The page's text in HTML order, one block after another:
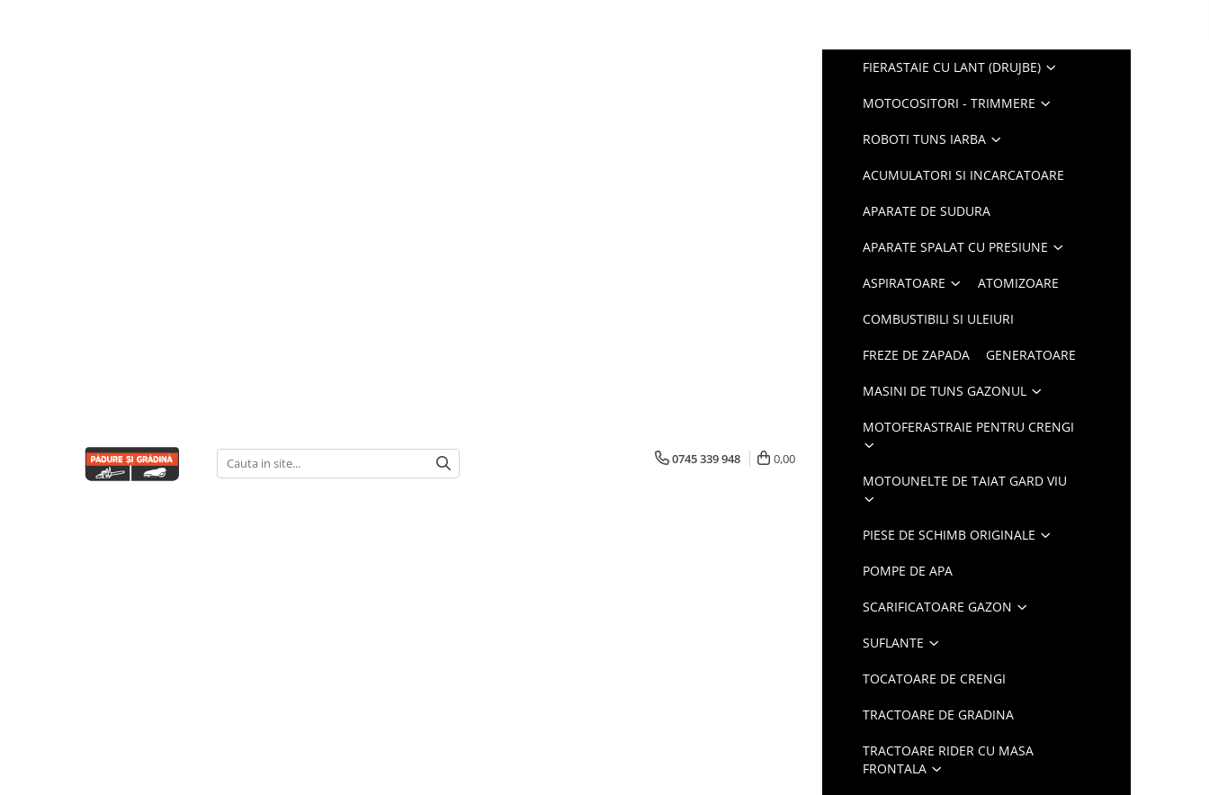
0745 339 948 0,00
FIERASTAIE CU LANT (DRUJBE)
MOTOCOSITORI - TRIMMERE
ROBOTI TUNS IARBA
ACUMULATORI SI INCARCATOARE
APARATE DE SUDURA
APARATE SPALAT CU PRESIUNE
ASPIRATOARE ATOMIZOARE
COMBUSTIBILI SI ULEIURI
FREZE DE ZAPADA GENERATOARE
MASINI DE TUNS GAZONUL
MOTOFERASTRAIE PENTRU CRENGI
MOTOUNELTE DE TAIAT GARD VIU
PIESE DE SCHIMB ORIGINALE
POMPE DE APA
SCARIFICATOARE GAZON
SUFLANTE
TOCATOARE DE CRENGI
TRACTOARE DE GRADINA
TRACTOARE RIDER CU MASA
FRONTALA